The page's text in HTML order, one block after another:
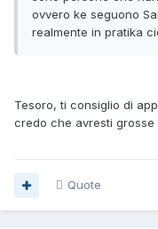
ovvero ke seguono
realmente in pratika
Tesoro, ti consiglio di
credo che avresti grosse
Quote